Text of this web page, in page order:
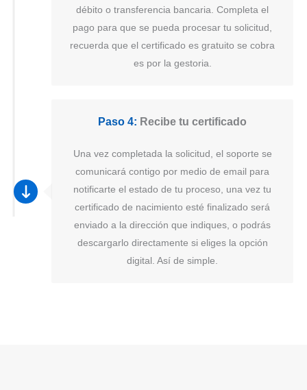
débito o transferencia bancaria. Completa el
pago para que se pueda procesar tu solicitud,
recuerda que el certificado es gratuito se cobra
es por la gestoria.
Paso 4: Recibe tu certificado
Una vez completada la solicitud, el soporte se
comunicará contigo por medio de email para
notificarte el estado de tu proceso, una vez tu
certificado de nacimiento esté finalizado será
enviado a la dirección que indiques, o podrás
descargarlo directamente si eliges la opción
digital. Así de simple.